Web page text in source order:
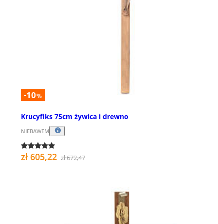
-10%
Krucyfiks 75cm żywica i drewno
NIEBAWEM
zł 605,22 zł 672,47